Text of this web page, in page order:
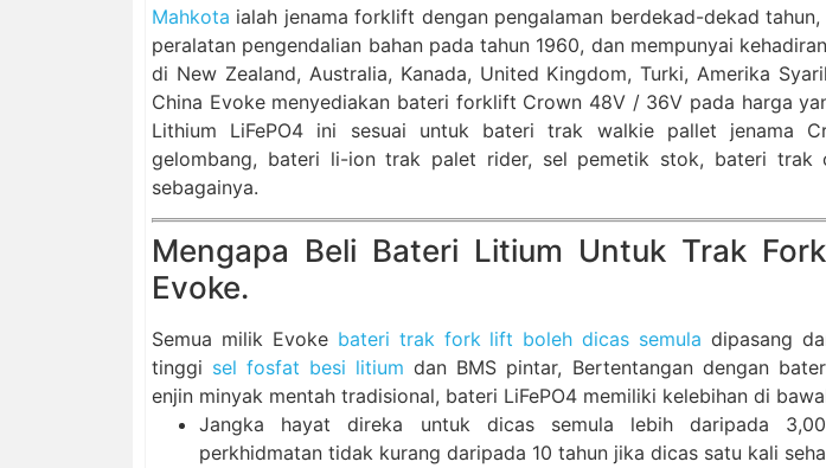
Mahkota ialah jenama forklift dengan pengalaman berdekad-dekad
peralatan pengendalian bahan pada tahun 1960, dan mempunyai
di New Zealand, Australia, Kanada, United Kingdom, Turki, Amerika
China Evoke menyediakan bateri forklift Crown 48V / 36V pada harga
Lithium LiFePO4 ini sesuai untuk bateri trak walkie pallet jenama
gelombang, bateri li-ion trak palet rider, sel pemetik stok, bateri trak
sebagainya.
Mengapa Beli Bateri Litium Untuk Trak
Evoke.
Semua milik Evoke bateri trak fork lift boleh dicas semula dipasang
tinggi sel fosfat besi litium dan BMS pintar, Bertentangan dengan
enjin minyak mentah tradisional, bateri LiFePO4 memiliki kelebihan di
Jangka hayat direka untuk dicas semula lebih daripada
perkhidmatan tidak kurang daripada 10 tahun jika dicas satu kali